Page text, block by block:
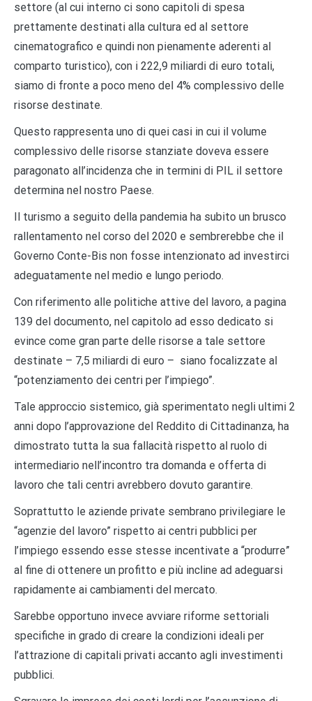
settore (al cui interno ci sono capitoli di spesa
prettamente destinati alla cultura ed al settore
cinematografico e quindi non pienamente aderenti al
comparto turistico), con i 222,9 miliardi di euro totali,
siamo di fronte a poco meno del 4% complessivo delle
risorse destinate.
Questo rappresenta uno di quei casi in cui il volume
complessivo delle risorse stanziate doveva essere
paragonato all’incidenza che in termini di PIL il settore
determina nel nostro Paese.
Il turismo a seguito della pandemia ha subito un brusco
rallentamento nel corso del 2020 e sembrerebbe che il
Governo Conte-Bis non fosse intenzionato ad investirci
adeguatamente nel medio e lungo periodo.
Con riferimento alle politiche attive del lavoro, a pagina
139 del documento, nel capitolo ad esso dedicato si
evince come gran parte delle risorse a tale settore
destinate – 7,5 miliardi di euro – siano focalizzate al
“potenziamento dei centri per l’impiego”.
Tale approccio sistemico, già sperimentato negli ultimi 2
anni dopo l’approvazione del Reddito di Cittadinanza, ha
dimostrato tutta la sua fallacità rispetto al ruolo di
intermediario nell’incontro tra domanda e offerta di
lavoro che tali centri avrebbero dovuto garantire.
Soprattutto le aziende private sembrano privilegiare le
“agenzie del lavoro” rispetto ai centri pubblici per
l’impiego essendo esse stesse incentivate a “produrre”
al fine di ottenere un profitto e più incline ad adeguarsi
rapidamente ai cambiamenti del mercato.
Sarebbe opportuno invece avviare riforme settoriali
specifiche in grado di creare la condizioni ideali per
l’attrazione di capitali privati accanto agli investimenti
pubblici.